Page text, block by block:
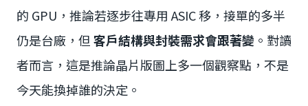
的 GPU，推論若逐步往專用 ASIC 移，接單的多半
仍是台廠，但 客戶結構與封裝需求會跟著變 。對讀
者而言，這是推論晶片版圖上多一個觀察點，不是
今天能換掉誰的決定。